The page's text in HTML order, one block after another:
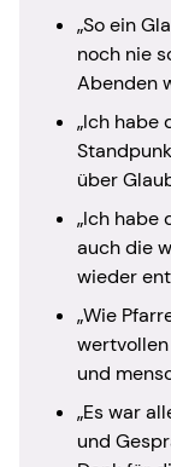
„So ein
noch nie
Abenden
„Ich habe
über
„Ich habe
auch die
wieder
„Wie
und
„Es war
und